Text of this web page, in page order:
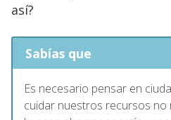
así?
Sabías que
Es necesario pensar en
cuidar nuestros recursos no